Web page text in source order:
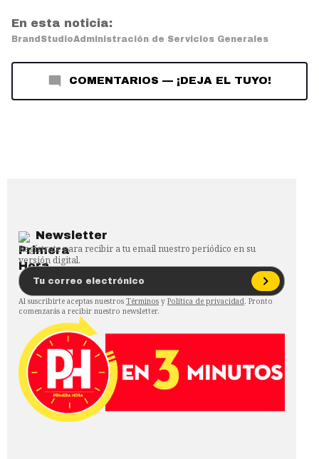
En esta noticia:
BrandStudioAdministración de Servicios Generales
COMENTARIOS — ¡DEJA EL TUYO!
Newsletter
Regístrate para recibir a tu email nuestro periódico en su
versión digital.
Al suscribirte aceptas nuestros Términos y Política de privacidad. Pronto
comenzarás a recibir nuestro newsletter.